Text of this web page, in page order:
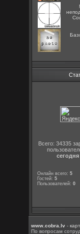
Всего: 34335
сегодня
Онлайн всего:5
Гостей:5
Пользователей:0
www.cobra.lv -
По вопросам